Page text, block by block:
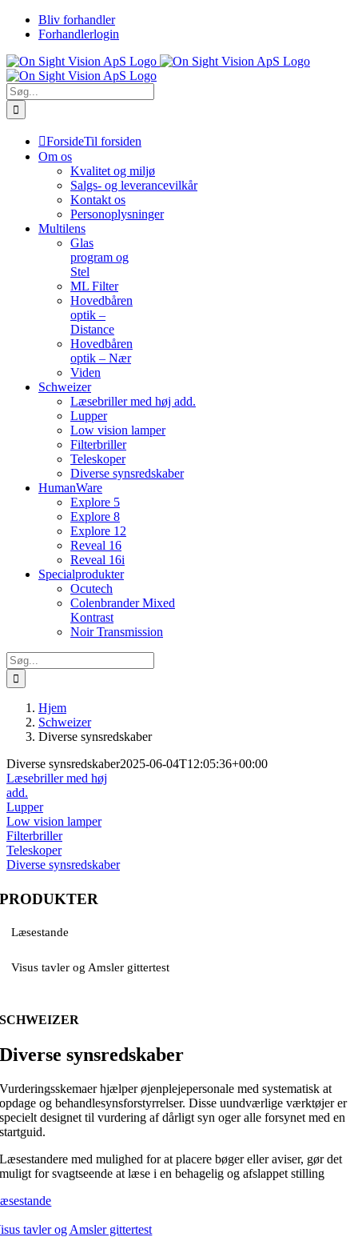
Skip
Bliv forhandler
Forhandlerlogin
Søg
efter:
ForsideTil forsiden
Om os
Kvalitet og miljø
Salgs- og leverancevilkår
Kontakt os
Personoplysninger
Multilens
Glas
program og
Stel
ML Filter
Hovedbåren
optik –
Distance
Hovedbåren
optik – Nær
Viden
Schweizer
Læsebriller med høj add.
Lupper
Low vision lamper
Filterbriller
Teleskoper
Diverse synsredskaber
HumanWare
Explore 5
Explore 8
Explore 12
Reveal 16
Reveal 16i
Specialprodukter
Ocutech
Colenbrander Mixed
Kontrast
Noir Transmission
Søg
efter:
Hjem
Schweizer
Diverse synsredskaber
Diverse synsredskaber2025-06-04T12:05:36+00:00
Læsebriller med høj
add.
Lupper
Low vision lamper
Filterbriller
Teleskoper
Diverse synsredskaber
PRODUKTER
Læsestande
Visus tavler og Amsler gittertest
SCHWEIZER
Diverse synsredskaber
Vurderingsskemaer hjælper øjenplejepersonale med systematisk at
opdage og behandlesynsforstyrrelser. Disse uundværlige værktøjer er
specielt designet til vurdering af dårligt syn oger alle forsynet med en
startguid.
Læsestandere med mulighed for at placere bøger eller aviser, gør det
muligt for svagtseende at læse i en behagelig og afslappet stilling
tavler og Amsler gittertest